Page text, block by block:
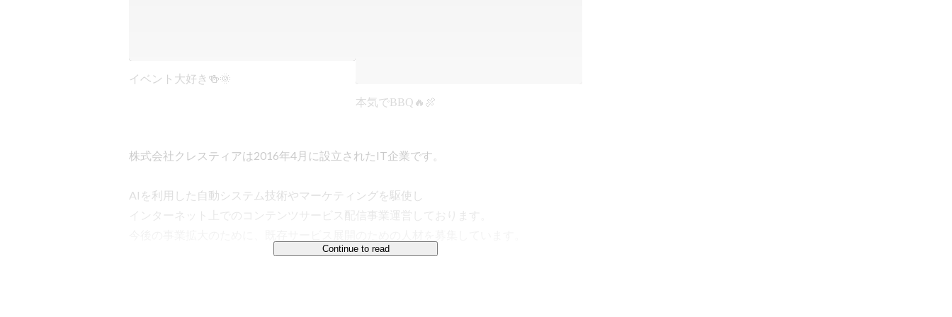
イベント大好き🍻🌞
本気でBBQ🔥🍖
株式会社クレスティアは2016年4月に設立されたIT企業です。
AIを利用した自動システム技術やマーケティングを駆使し
インターネット上でのコンテンツサービス配信事業運営しております。
Continue to read